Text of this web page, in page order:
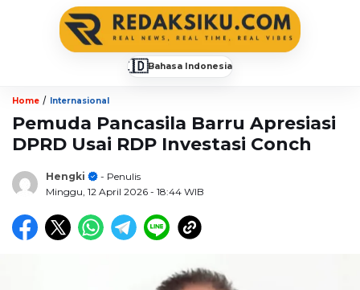
🇮🇩Bahasa Indonesia
Home / Internasional
Pemuda Pancasila Barru Apresiasi
DPRD Usai RDP Investasi Conch
Hengki
- Penulis
Minggu, 12 April 2026 - 18:44 WIB